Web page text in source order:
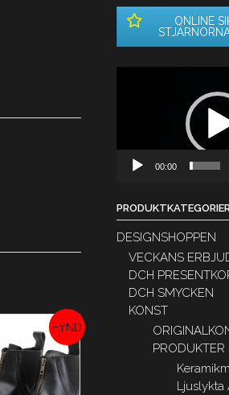
REA!
ONLINE
00:00
PRODUKTKATEGORIER
DESIGNSHOPPEN
VECKANS
DCH
DCH SMYCKEN
KONST
Ljuslykta